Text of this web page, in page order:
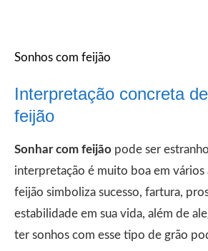
Sonhos com feijão
Interpretação concreta
feijão
Sonhar com feijão pode ser
interpretação é muito boa em vários
feijão simboliza sucesso, fartura,
estabilidade em sua vida, além de
ter sonhos com esse tipo de grão